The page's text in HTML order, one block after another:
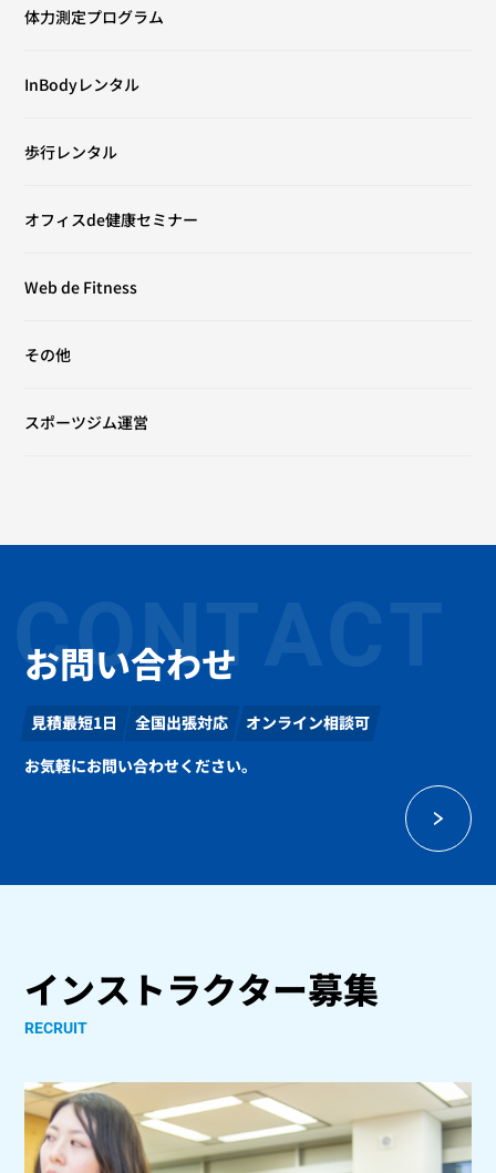
体力測定プログラム
InBodyレンタル
歩行レンタル
オフィスde健康セミナー
Web de Fitness
その他
スポーツジム運営
お問い合わせ
CONTACT
見積最短1日 全国出張対応
オンライン相談可
お気軽にお問い合わせください。
インストラクター募集
RECRUIT